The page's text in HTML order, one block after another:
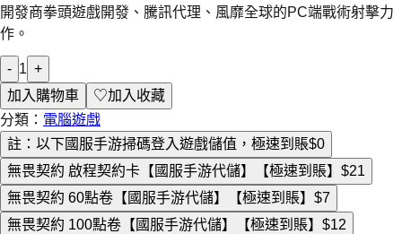
開發商拳頭遊戲開發、騰訊代理、風靡全球的PC端戰術射擊力
作。
- 1 +
加入購物車
♡加入收藏
分類： 電腦遊戲
註：以下國服手游掃碼登入遊戲儲值，極速到賬$0
無畏契約 啟程契約卡【國服手游代儲】【極速到賬】 $21
無畏契約 60點卷【國服手游代儲】【極速到賬】 $7
無畏契約 100點卷【國服手游代儲】【極速到賬】 $12